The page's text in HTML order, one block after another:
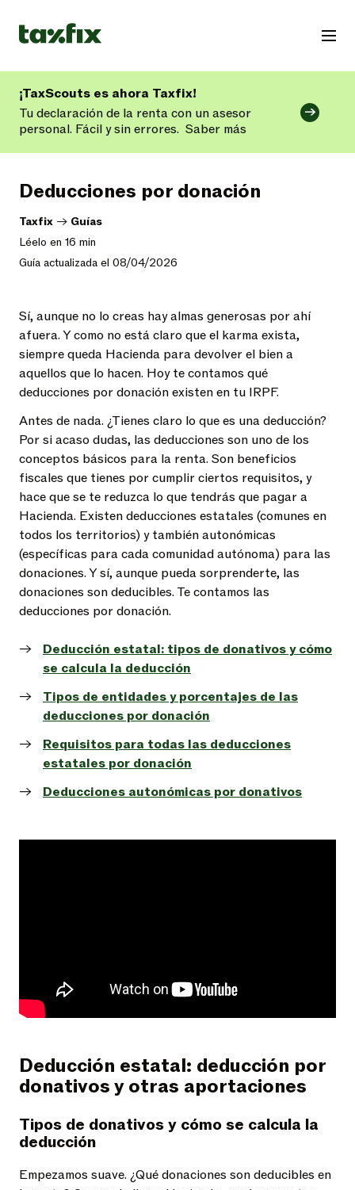
¡TaxScouts es ahora Taxfix!
Tu declaración de la renta con un asesor
personal. Fácil y sin errores. Saber más
Deducciones por donación
Taxfix -> Guías
Léelo en 16 min
Guía actualizada el 08/04/2026
Sí, aunque no lo creas hay almas generosas por ahí
afuera. Y como no está claro que el karma exista,
siempre queda Hacienda para devolver el bien a
aquellos que lo hacen. Hoy te contamos qué
deducciones por donación existen en tu IRPF.
Antes de nada. ¿Tienes claro lo que es una deducción?
Por si acaso dudas, las deducciones son uno de los
conceptos básicos para la renta. Son beneficios
fiscales que tienes por cumplir ciertos requisitos, y
hace que se te reduzca lo que tendrás que pagar a
Hacienda. Existen deducciones estatales (comunes en
todos los territorios) y también autonómicas
(específicas para cada comunidad autónoma) para las
donaciones. Y sí, aunque pueda sorprenderte, las
donaciones son deducibles. Te contamos las
deducciones por donación.
Deducción estatal: tipos de donativos y cómo
se calcula la deducción
Tipos de entidades y porcentajes de las
deducciones por donación
Requisitos para todas las deducciones
estatales por donación
Deducciones autonómicas por donativos
Deducción estatal: deducción por
donativos y otras aportaciones
Tipos de donativos y cómo se calcula la
deducción
Empezamos suave. ¿Qué donaciones son deducibles en